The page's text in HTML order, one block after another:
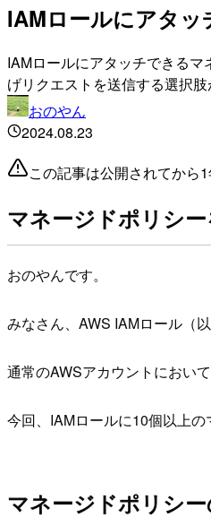
IAMロールにアタ
IAMロールにアタッチできる
げリクエストを送信する選択肢
おのやん
2024.08.23
この記事は公開されてから
マネージドポリシ
おのやんです。
みなさん、AWS IAMロール（
通常のAWSアカウントにおい
今回、IAMロールに10個以上
マネージドポリシ